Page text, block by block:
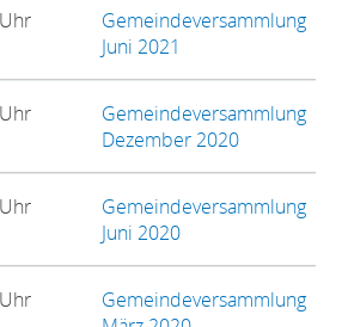
Gemeindeversammlung
Juni 2021
Gemeindeversammlung
Dezember 2020
Gemeindeversammlung
Juni 2020
Gemeindeversammlung